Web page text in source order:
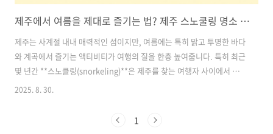
제주에서 여름을 제대로 즐기는 법? 제주 스노쿨링 명소 추천!
제주는 사계절 내내 매력적인 섬이지만, 여름에는 특히 맑고 투명한 바다
와 계곡에서 즐기는 액티비티가 여행의 질을 한층 높여줍니다. 특히 최근
몇 년간 **스노클링(snorkeling)**은 제주를 찾는 여행자 사이에서 인
기 급상승 중인 여름 액티비티 중 하나입니다. 장비만 간단히 준비하면
랑받고 있죠.이번 글에서는 에메랄드빛 제주 바다와 비밀스러운 계곡에
2025. 8. 30.
1